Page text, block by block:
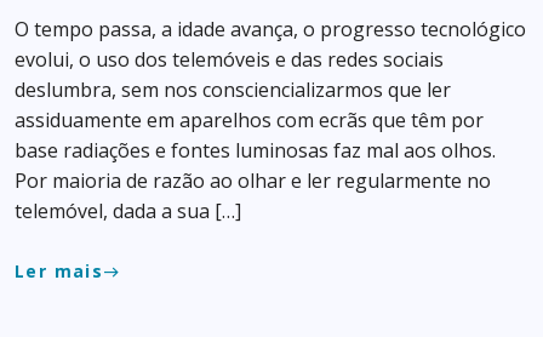
O tempo passa, a idade avança, o progresso tecnológico
evolui, o uso dos telemóveis e das redes sociais
deslumbra, sem nos consciencializarmos que ler
assiduamente em aparelhos com ecrãs que têm por
base radiações e fontes luminosas faz mal aos olhos.
Por maioria de razão ao olhar e ler regularmente no
telemóvel, dada a sua […]
Ler maiseast